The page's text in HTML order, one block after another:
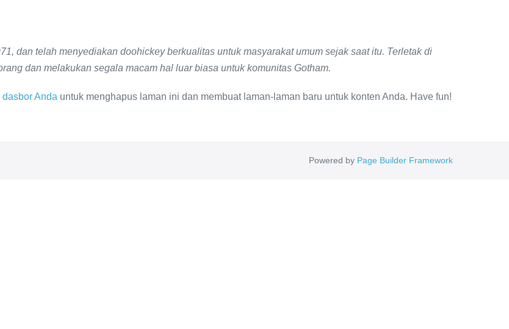
dan telah menyediakan doohickey berkualitas untuk masyarakat umum sejak saat itu. Terletak di
dan melakukan segala macam hal luar biasa untuk komunitas Gotham.
dasbor Anda untuk menghapus laman ini dan membuat laman-laman baru untuk konten Anda. Have fun!
Powered by Page Builder Framework